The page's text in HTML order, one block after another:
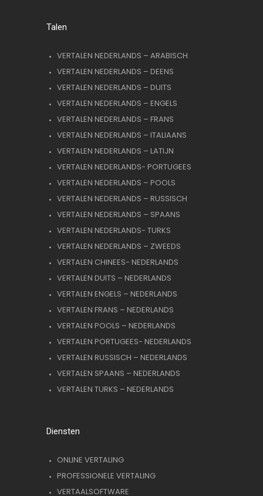
Talen
VERTALEN NEDERLANDS – ARABISCH
VERTALEN NEDERLANDS – DEENS
VERTALEN NEDERLANDS – DUITS
VERTALEN NEDERLANDS – ENGELS
VERTALEN NEDERLANDS – FRANS
VERTALEN NEDERLANDS – ITALIAANS
VERTALEN NEDERLANDS – LATIJN
VERTALEN NEDERLANDS- PORTUGEES
VERTALEN NEDERLANDS – POOLS
VERTALEN NEDERLANDS – RUSSISCH
VERTALEN NEDERLANDS – SPAANS
VERTALEN NEDERLANDS- TURKS
VERTALEN NEDERLANDS – ZWEEDS
VERTALEN CHINEES- NEDERLANDS
VERTALEN DUITS – NEDERLANDS
VERTALEN ENGELS – NEDERLANDS
VERTALEN FRANS – NEDERLANDS
VERTALEN POOLS – NEDERLANDS
VERTALEN PORTUGEES- NEDERLANDS
VERTALEN RUSSISCH – NEDERLANDS
VERTALEN SPAANS – NEDERLANDS
VERTALEN TURKS – NEDERLANDS
Diensten
ONLINE VERTALING
PROFESSIONELE VERTALING
VERTAALSOFTWARE